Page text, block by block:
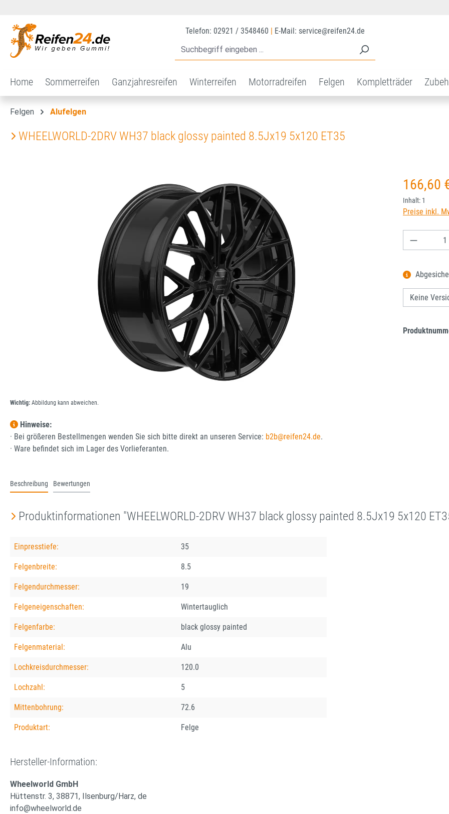
Telefon: 02921 / 3548460 E-Mail: service@reifen24.de
Home Sommerreifen Ganzjahresreifen Winterreifen Motorradreifen Felgen Kompletträder
Felgen Alufelgen
WHEELWORLD-2DRV WH37 black glossy painted 8.5Jx19 5x120 ET35
Wichtig: Abbildung kann abweichen.
Hinweise:
· Bei größeren Bestellmengen wenden Sie sich bitte direkt an unseren Service: b2b@reifen24.de.
· Ware befindet sich im Lager des Vorlieferanten.
Regulärer
166,60
Inhalt: 1
Preise inkl.
Beschreibung Bewertungen
Produktinformationen "WHEELWORLD-2DRV WH37 black glossy painted 8.5Jx19 5x120
Einpresstiefe: 35
Felgenbreite: 8.5
Felgendurchmesser: 19
Felgeneigenschaften: Wintertauglich
Felgenfarbe: black glossy painted
Felgenmaterial: Alu
Lochkreisdurchmesser: 120.0
Lochzahl: 5
Mittenbohrung: 72.6
Produktart: Felge
Hersteller-Information:
Wheelworld GmbH
Hüttenstr. 3, 38871, Ilsenburg/Harz, de
info@wheelworld.de